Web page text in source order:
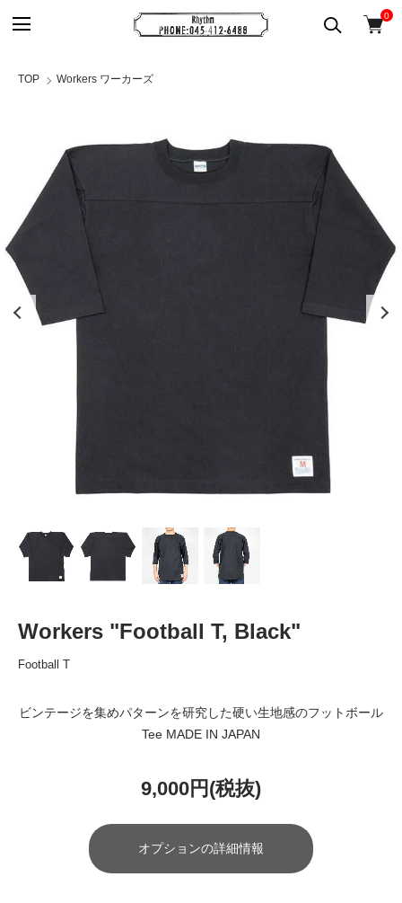
0
TOP Workers ワーカーズ
Workers "Football T, Black"
Football T
ビンテージを集めパターンを研究した硬い生地感のフットボール
Tee MADE IN JAPAN
9,000円(税抜)
オプションの詳細情報